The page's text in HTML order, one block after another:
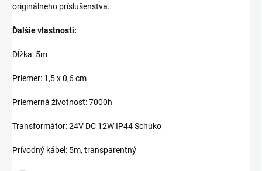
originálneho príslušenstva.
Ďalšie vlastnosti:
Dĺžka: 5m
Priemer: 1,5 x 0,6 cm
Priemerná životnosť: 7000h
Transformátor:24V DC 12W IP44 Schuko
Prívodný kábel: 5m, transparentný